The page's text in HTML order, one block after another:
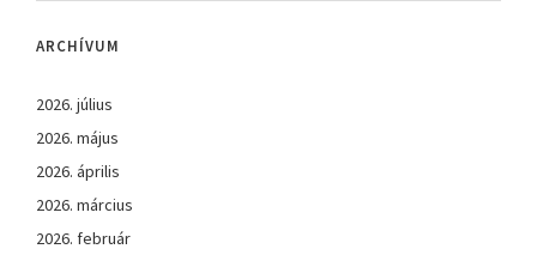
ARCHÍVUM
2026. július
2026. május
2026. április
2026. március
2026. február